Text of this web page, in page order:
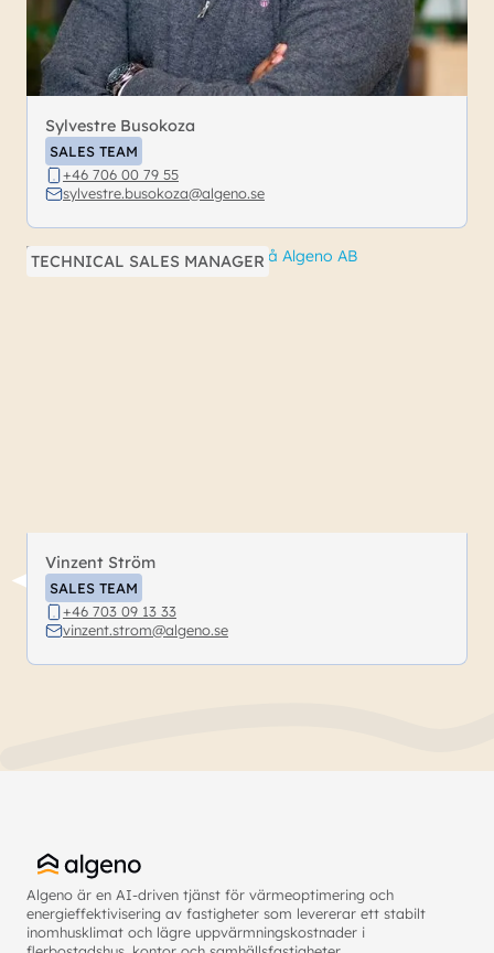
Sylvestre Busokoza
SALES TEAM
+46 706 00 79 55
sylvestre.busokoza@algeno.se
TECHNICAL SALES MANAGER
Vinzent Ström
SALES TEAM
+46 703 09 13 33
vinzent.strom@algeno.se
Algeno är en AI-driven tjänst för värmeoptimering och
energieffektivisering av fastigheter som levererar ett stabilt
inomhusklimat och lägre uppvärmningskostnader i